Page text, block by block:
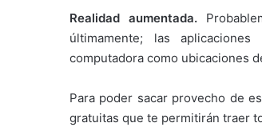
Realidad aumentada.
últimamente; las
computadora como ubicaciones
Para poder sacar provecho de
gratuitas que te permitirán traer